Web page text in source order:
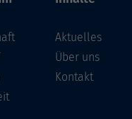
Aktuelles
Über uns
Kontakt